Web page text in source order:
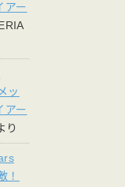
アー
ッ
アー
り
！